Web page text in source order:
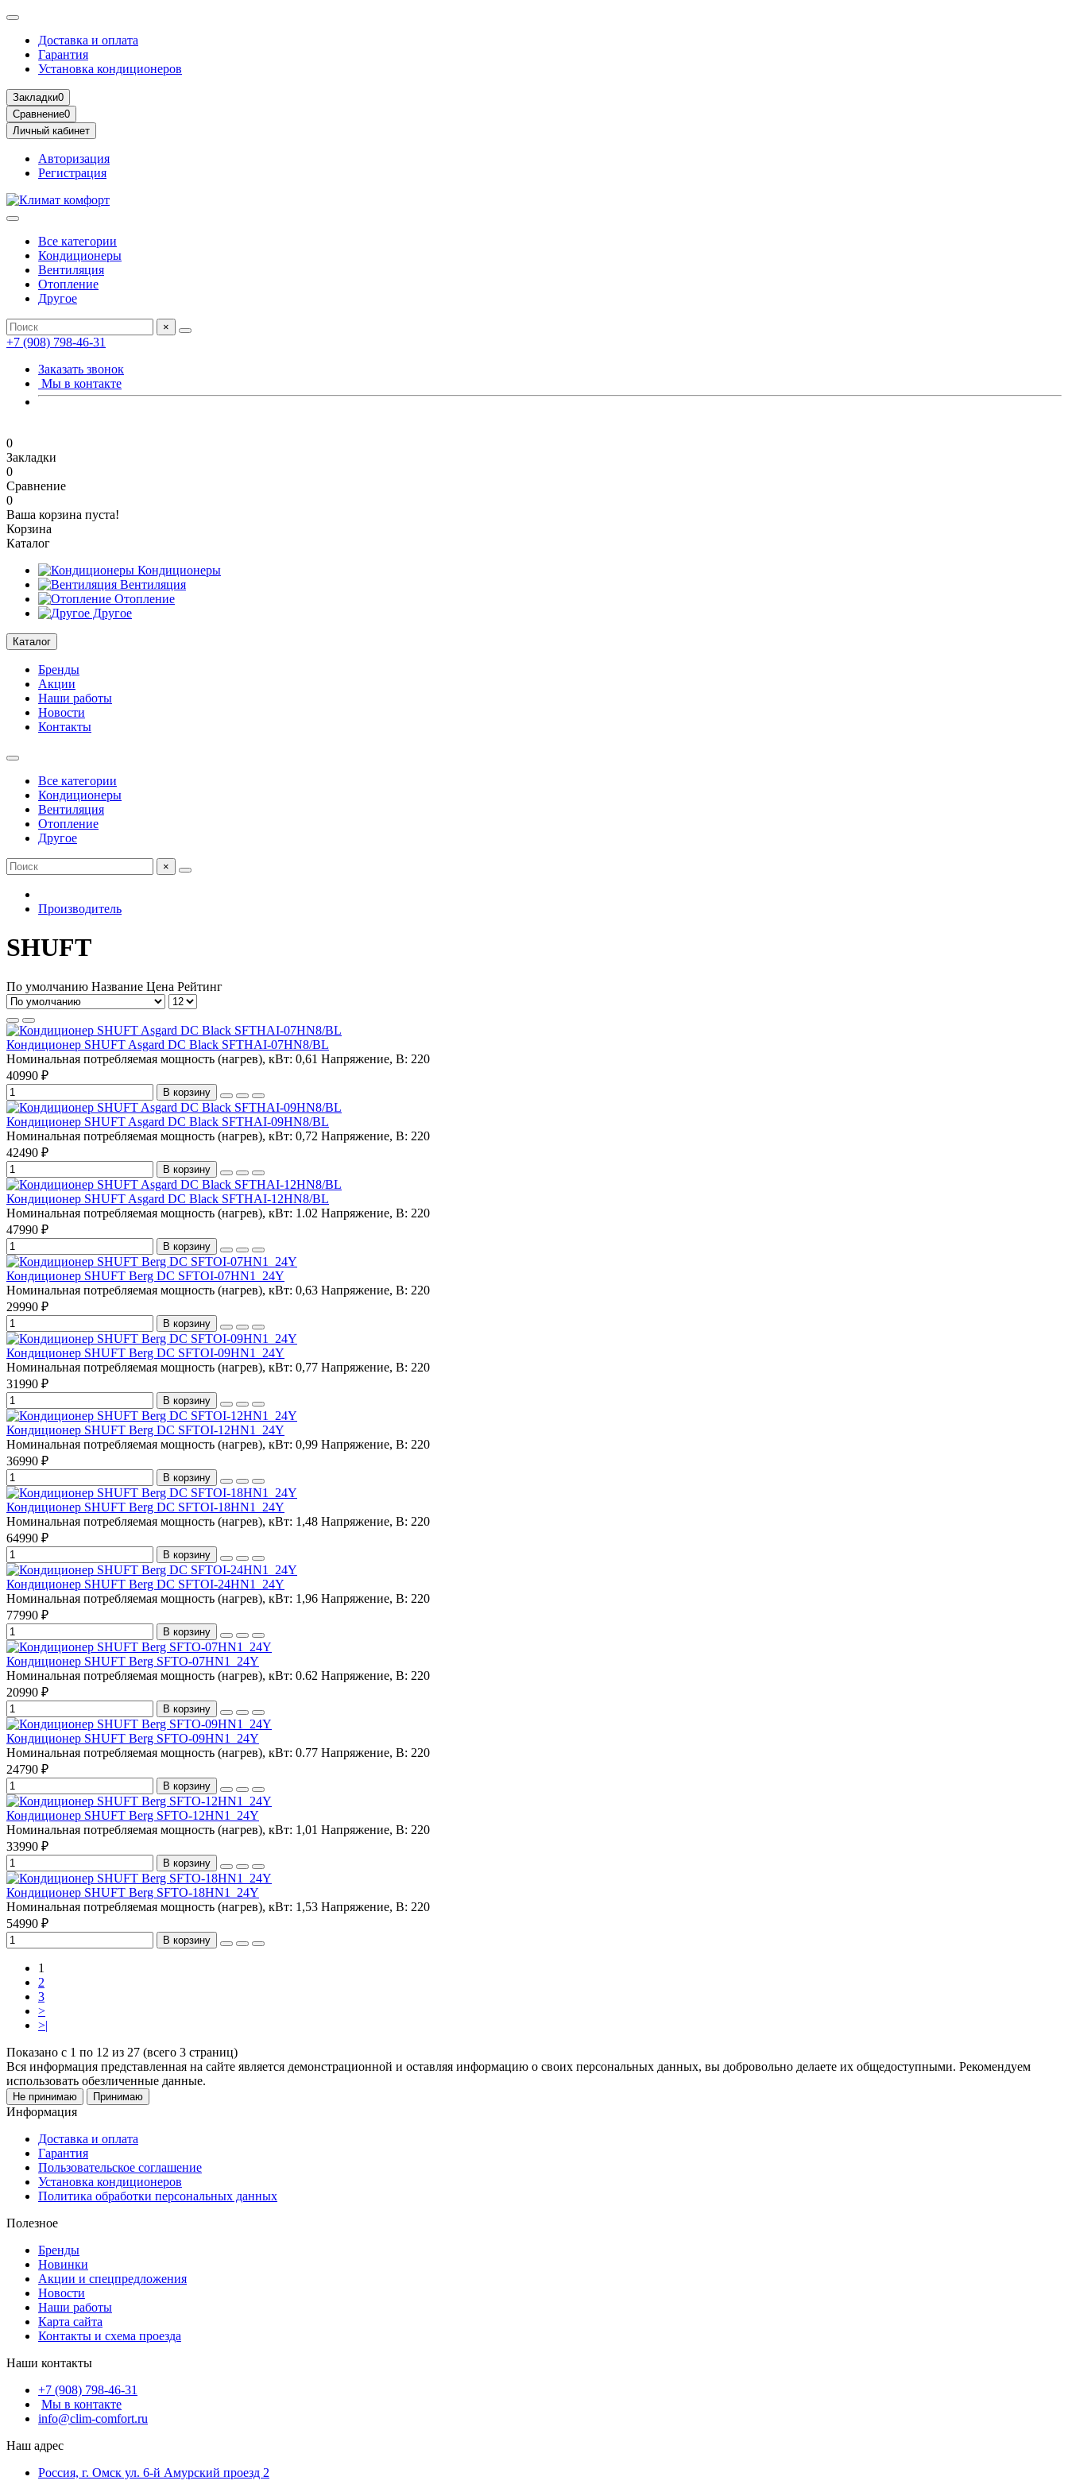
Доставка и оплата
Гарантия
Установка кондиционеров
Закладки0
Сравнение0
Личный кабинет
Авторизация
Регистрация
Все категории
Кондиционеры
Вентиляция
Отопление
Другое
×
+7 (908) 798-46-31
Заказать звонок
Мы в контакте
0
Закладки
0
Сравнение
0
Ваша корзина пуста!
Корзина
Каталог
Кондиционеры
Вентиляция
Отопление
Другое
Каталог
Бренды
Акции
Наши работы
Новости
Контакты
Все категории
Кондиционеры
Вентиляция
Отопление
Другое
×
Производитель
SHUFT
По умолчанию Название Цена Рейтинг
Кондиционер SHUFT Asgard DC Black SFTHAI-07HN8/BL
Номинальная потребляемая мощность (нагрев), кВт: 0,61 Напряжение, В: 220
40990 ₽
В корзину
Кондиционер SHUFT Asgard DC Black SFTHAI-09HN8/BL
Номинальная потребляемая мощность (нагрев), кВт: 0,72 Напряжение, В: 220
42490 ₽
В корзину
Кондиционер SHUFT Asgard DC Black SFTHAI-12HN8/BL
Номинальная потребляемая мощность (нагрев), кВт: 1.02 Напряжение, В: 220
47990 ₽
В корзину
Кондиционер SHUFT Berg DC SFTOI-07HN1_24Y
Номинальная потребляемая мощность (нагрев), кВт: 0,63 Напряжение, В: 220
29990 ₽
В корзину
Кондиционер SHUFT Berg DC SFTOI-09HN1_24Y
Номинальная потребляемая мощность (нагрев), кВт: 0,77 Напряжение, В: 220
31990 ₽
В корзину
Кондиционер SHUFT Berg DC SFTOI-12HN1_24Y
Номинальная потребляемая мощность (нагрев), кВт: 0,99 Напряжение, В: 220
36990 ₽
В корзину
Кондиционер SHUFT Berg DC SFTOI-18HN1_24Y
Номинальная потребляемая мощность (нагрев), кВт: 1,48 Напряжение, В: 220
64990 ₽
В корзину
Кондиционер SHUFT Berg DC SFTOI-24HN1_24Y
Номинальная потребляемая мощность (нагрев), кВт: 1,96 Напряжение, В: 220
77990 ₽
В корзину
Кондиционер SHUFT Berg SFTO-07HN1_24Y
Номинальная потребляемая мощность (нагрев), кВт: 0.62 Напряжение, В: 220
20990 ₽
В корзину
Кондиционер SHUFT Berg SFTO-09HN1_24Y
Номинальная потребляемая мощность (нагрев), кВт: 0.77 Напряжение, В: 220
24790 ₽
В корзину
Кондиционер SHUFT Berg SFTO-12HN1_24Y
Номинальная потребляемая мощность (нагрев), кВт: 1,01 Напряжение, В: 220
33990 ₽
В корзину
Кондиционер SHUFT Berg SFTO-18HN1_24Y
Номинальная потребляемая мощность (нагрев), кВт: 1,53 Напряжение, В: 220
54990 ₽
В корзину
1
2
3
>
>|
Показано с 1 по 12 из 27 (всего 3 страниц)
Вся информация представленная на сайте является демонстрационной и оставляя информацию о своих персональных данных, вы добровольно делаете их общедоступными. Рекомендуем
использовать обезличенные данные.
Не принимаю Принимаю
Информация
Доставка и оплата
Гарантия
Пользовательское соглашение
Установка кондиционеров
Политика обработки персональных данных
Полезное
Бренды
Новинки
Акции и спецпредложения
Новости
Наши работы
Карта сайта
Контакты и схема проезда
Наши контакты
+7 (908) 798-46-31
Мы в контакте
info@clim-comfort.ru
Наш адрес
Россия, г. Омск ул. 6-й Амурский проезд 2